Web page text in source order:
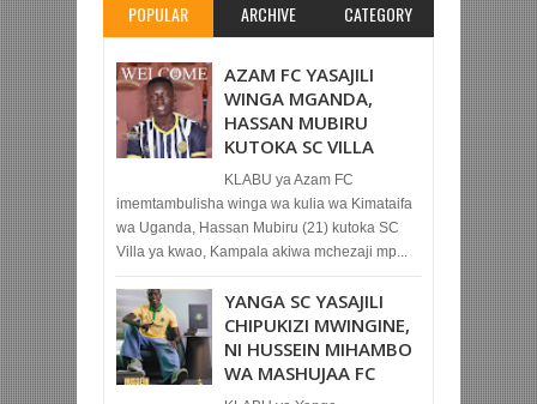
POPULAR ARCHIVE CATEGORY
AZAM FC YASAJILI
WINGA MGANDA,
HASSAN MUBIRU
KUTOKA SC VILLA
KLABU ya Azam FC
imemtambulisha winga wa kulia wa Kimataifa
wa Uganda, Hassan Mubiru (21) kutoka SC
Villa ya kwao, Kampala akiwa mchezaji mp...
YANGA SC YASAJILI
CHIPUKIZI MWINGINE,
NI HUSSEIN MIHAMBO
WA MASHUJAA FC